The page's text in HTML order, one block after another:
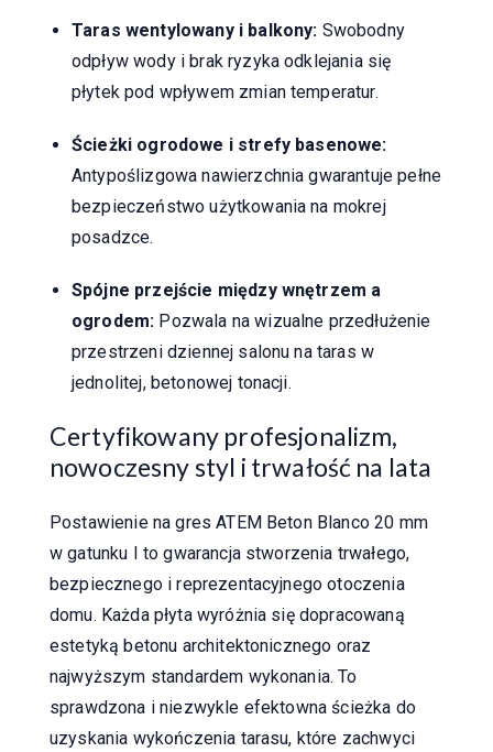
Taras wentylowany i balkony: Swobodny
odpływ wody i brak ryzyka odklejania się
płytek pod wpływem zmian temperatur.
Ścieżki ogrodowe i strefy basenowe:
Antypoślizgowa nawierzchnia gwarantuje pełne
bezpieczeństwo użytkowania na mokrej
posadzce.
Spójne przejście między wnętrzem a
ogrodem: Pozwala na wizualne przedłużenie
przestrzeni dziennej salonu na taras w
jednolitej, betonowej tonacji.
Certyfikowany profesjonalizm,
nowoczesny styl i trwałość na lata
Postawienie na gres ATEM Beton Blanco 20 mm
w gatunku I to gwarancja stworzenia trwałego,
bezpiecznego i reprezentacyjnego otoczenia
domu. Każda płyta wyróżnia się dopracowaną
estetyką betonu architektonicznego oraz
najwyższym standardem wykonania. To
sprawdzona i niezwykle efektowna ścieżka do
uzyskania wykończenia tarasu, które zachwyci